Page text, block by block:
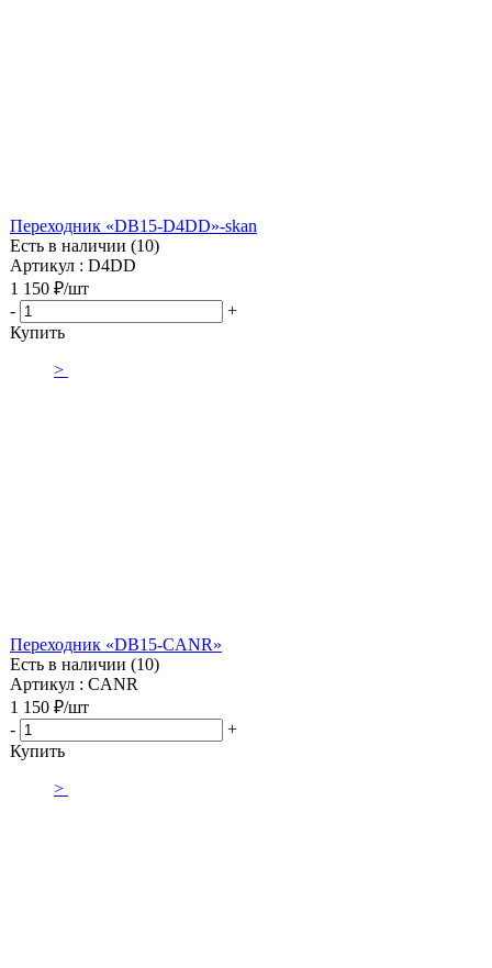
Переходник «DB15-D4DD»-skan
Есть в наличии (10)
Артикул : D4DD
1 150 ₽/шт
-
+
Купить
>
Переходник «DB15-CANR»
Есть в наличии (10)
Артикул : CANR
1 150 ₽/шт
-
+
Купить
>